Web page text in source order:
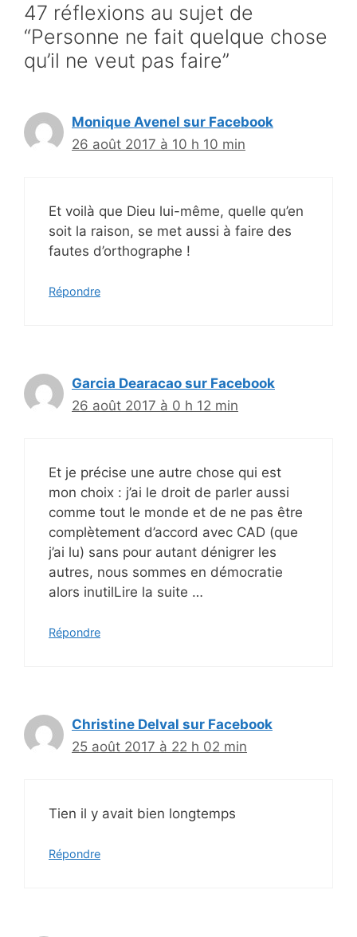
47 réflexions au sujet de
“Personne ne fait quelque chose
qu’il ne veut pas faire”
Monique Avenel sur Facebook
26 août 2017 à 10 h 10 min
Et voilà que Dieu lui-même, quelle qu’en
soit la raison, se met aussi à faire des
fautes d’orthographe !
Répondre
Garcia Dearacao sur Facebook
26 août 2017 à 0 h 12 min
Et je précise une autre chose qui est
mon choix : j’ai le droit de parler aussi
comme tout le monde et de ne pas être
complètement d’accord avec CAD (que
j’ai lu) sans pour autant dénigrer les
autres, nous sommes en démocratie
alors inutilLire la suite …
Répondre
Christine Delval sur Facebook
25 août 2017 à 22 h 02 min
Tien il y avait bien longtemps
Répondre